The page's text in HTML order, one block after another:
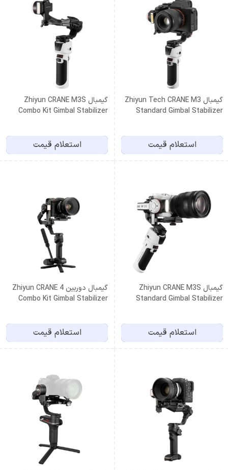
گیمبال Zhiyun Tech CRANE M3
Standard Gimbal Stabilizer
استعلام قیمت
گیمبال Zhiyun CRANE M3S
Combo Kit Gimbal Stabilizer
استعلام قیمت
گیمبال Zhiyun CRANE M3S
Standard Gimbal Stabilizer
استعلام قیمت
گیمبال دوربین Zhiyun CRANE 4
Combo Kit Gimbal Stabilizer
استعلام قیمت